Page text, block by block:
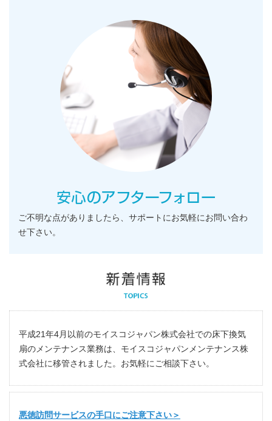
ご不明な点がありましたら、サポートにお気軽にお問い合わ
せ下さい。
平成21年4月以前のモイスコジャパン株式会社での床下換気
扇のメンテナンス業務は、モイスコジャパンメンテナンス株
式会社に移管されました。お気軽にご相談下さい。
悪徳訪問サービスの手口にご注意下さい＞